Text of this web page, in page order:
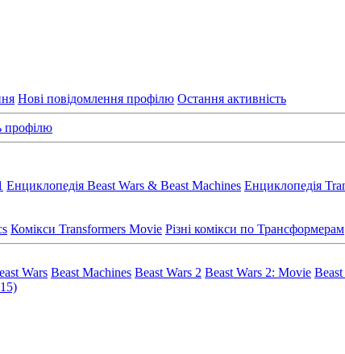
Нові повідомлення профілю Остання активність
профілю
Енциклопедія Beast Wars & Beast Machines Енциклопедія
Комікси Transformers Movie Різні комікси по Трансформерам
Wars Beast Machines Beast Wars 2 Beast Wars 2: Movie